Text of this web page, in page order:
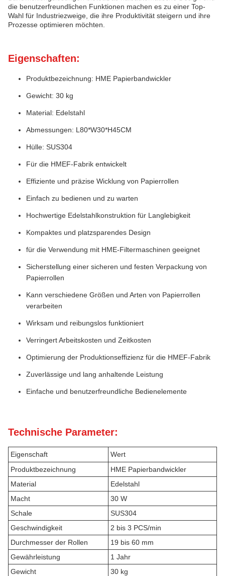
die benutzerfreundlichen Funktionen machen es zu einer Top-
Wahl für Industriezweige, die ihre Produktivität steigern und ihre
Prozesse optimieren möchten.
Eigenschaften:
Produktbezeichnung: HME Papierbandwickler
Gewicht: 30 kg
Material: Edelstahl
Abmessungen: L80*W30*H45CM
Hülle: SUS304
Für die HMEF-Fabrik entwickelt
Effiziente und präzise Wicklung von Papierrollen
Einfach zu bedienen und zu warten
Hochwertige Edelstahlkonstruktion für Langlebigkeit
Kompaktes und platzsparendes Design
für die Verwendung mit HME-Filtermaschinen geeignet
Sicherstellung einer sicheren und festen Verpackung von
Papierrollen
Kann verschiedene Größen und Arten von Papierrollen
verarbeiten
Wirksam und reibungslos funktioniert
Verringert Arbeitskosten und Zeitkosten
Optimierung der Produktionseffizienz für die HMEF-Fabrik
Zuverlässige und lang anhaltende Leistung
Einfache und benutzerfreundliche Bedienelemente
Technische Parameter:
Eigenschaft
Wert
Produktbezeichnung
HME Papierbandwickler
Material
Edelstahl
Macht
30 W
Schale
SUS304
Geschwindigkeit
2 bis 3 PCS/min
Durchmesser der Rollen
19 bis 60 mm
Gewährleistung
1 Jahr
Gewicht
30 kg